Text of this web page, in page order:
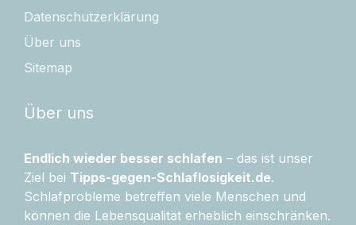
Datenschutzerklärung
Über uns
Sitemap
Über uns
Endlich wieder besser schlafen – das ist unser
Ziel bei Tipps-gegen-Schlaflosigkeit.de.
Schlafprobleme betreffen viele Menschen und
können die Lebensqualität erheblich einschränken.